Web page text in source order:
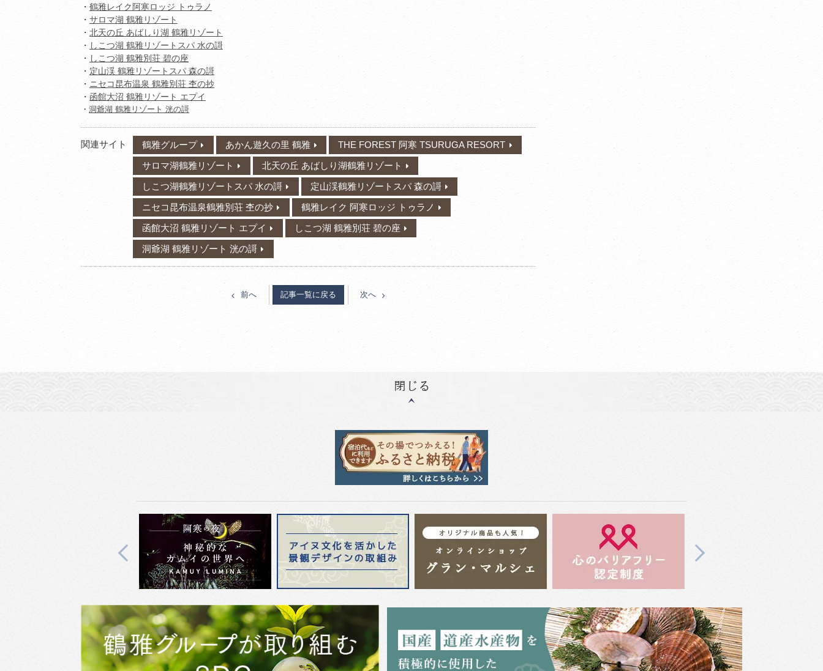
・ 鶴雅レイク阿寒ロッジ トゥラノ
・ サロマ湖 鶴雅リゾート
・ 北天の丘 あばしり湖 鶴雅リゾート
・ しこつ湖 鶴雅リゾートスパ 水の謌
・ しこつ湖 鶴雅別荘 碧の座
・ 定山渓 鶴雅リゾートスパ 森の謌
・ ニセコ昆布温泉 鶴雅別荘 杢の抄
・ 函館大沼 鶴雅リゾート エプイ
・ 洞爺湖 鶴雅リゾート 洸の謌
関連サイト 鶴雅グループ あかん遊久の里 鶴雅
THE FOREST 阿寒 TSURUGA RESORT
サロマ湖鶴雅リゾート
北天の丘 あばしり湖鶴雅リゾート
しこつ湖鶴雅リゾートスパ 水の謌
定山渓鶴雅リゾートスパ 森の謌
ニセコ昆布温泉鶴雅別荘 杢の抄
鶴雅レイク 阿寒ロッジ トゥラノ
函館大沼 鶴雅リゾート エプイ
しこつ湖 鶴雅別荘 碧の座
洞爺湖 鶴雅リゾート 洸の謌
前へ 記事一覧に戻る 次へ